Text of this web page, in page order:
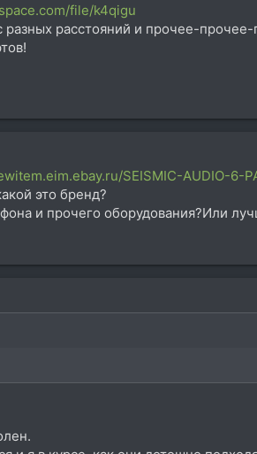
file/k4qigu
расстояний и прочее-прочее-
SEISMIC-AUDIO-6-
это бренд?
и прочего оборудования?Или